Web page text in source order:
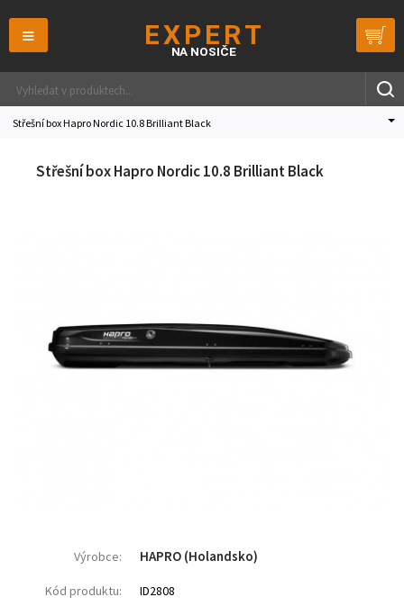
≡
Střešní box Hapro Nordic 10.8 Brilliant Black
Střešní box Hapro Nordic 10.8 Brilliant Black
Výrobce: HAPRO (Holandsko)
Kód produktu: ID2808